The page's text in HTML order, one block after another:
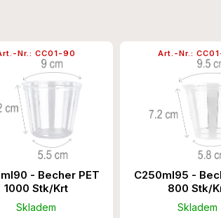
- Becher PET
1000 Stk/Krt
Skladem
Nr.: CC01-90
C250ml95 -
800 Stk/
Skladem
Art.-Nr.: